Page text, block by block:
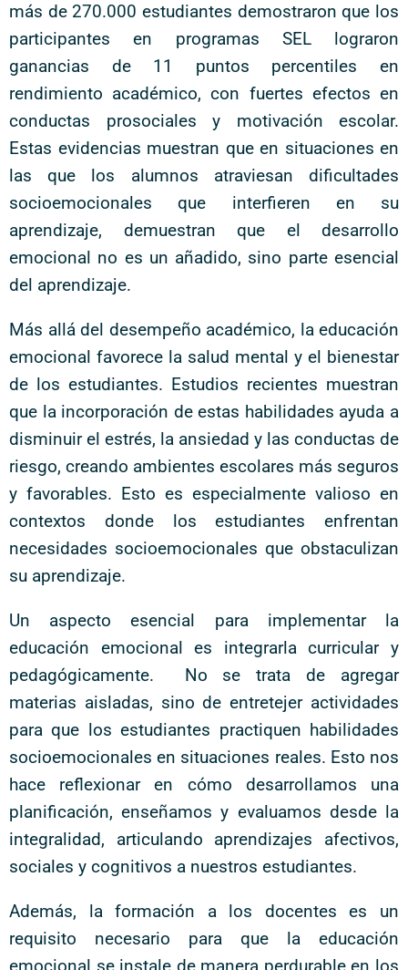
más de 270.000 estudiantes demostraron que los
participantes en programas SEL lograron
ganancias de 11 puntos percentiles en
rendimiento académico, con fuertes efectos en
conductas prosociales y motivación escolar.
Estas evidencias muestran que en situaciones en
las que los alumnos atraviesan dificultades
socioemocionales que interfieren en su
aprendizaje, demuestran que el desarrollo
emocional no es un añadido, sino parte esencial
del aprendizaje.
Más allá del desempeño académico, la educación
emocional favorece la salud mental y el bienestar
de los estudiantes. Estudios recientes muestran
que la incorporación de estas habilidades ayuda a
disminuir el estrés, la ansiedad y las conductas de
riesgo, creando ambientes escolares más seguros
y favorables. Esto es especialmente valioso en
contextos donde los estudiantes enfrentan
necesidades socioemocionales que obstaculizan
su aprendizaje.
Un aspecto esencial para implementar la
educación emocional es integrarla curricular y
pedagógicamente. No se trata de agregar
materias aisladas, sino de entretejer actividades
para que los estudiantes practiquen habilidades
socioemocionales en situaciones reales. Esto nos
hace reflexionar en cómo desarrollamos una
planificación, enseñamos y evaluamos desde la
integralidad, articulando aprendizajes afectivos,
sociales y cognitivos a nuestros estudiantes.
Además, la formación a los docentes es un
requisito necesario para que la educación